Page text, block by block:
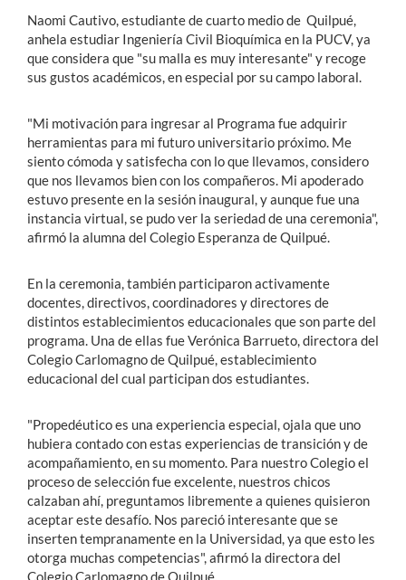
Naomi Cautivo, estudiante de cuarto medio de Quilpué,
anhela estudiar Ingeniería Civil Bioquímica en la PUCV, ya
que considera que "su malla es muy interesante" y recoge
sus gustos académicos, en especial por su campo laboral.
"Mi motivación para ingresar al Programa fue adquirir
herramientas para mi futuro universitario próximo. Me
siento cómoda y satisfecha con lo que llevamos, considero
que nos llevamos bien con los compañeros. Mi apoderado
estuvo presente en la sesión inaugural, y aunque fue una
instancia virtual, se pudo ver la seriedad de una ceremonia",
afirmó la alumna del Colegio Esperanza de Quilpué.
En la ceremonia, también participaron activamente
docentes, directivos, coordinadores y directores de
distintos establecimientos educacionales que son parte del
programa. Una de ellas fue Verónica Barrueto, directora del
Colegio Carlomagno de Quilpué, establecimiento
educacional del cual participan dos estudiantes.
"Propedéutico es una experiencia especial, ojala que uno
hubiera contado con estas experiencias de transición y de
acompañamiento, en su momento. Para nuestro Colegio el
proceso de selección fue excelente, nuestros chicos
calzaban ahí, preguntamos libremente a quienes quisieron
aceptar este desafío. Nos pareció interesante que se
inserten tempranamente en la Universidad, ya que esto les
otorga muchas competencias", afirmó la directora del
Colegio Carlomagno de Quilpué.